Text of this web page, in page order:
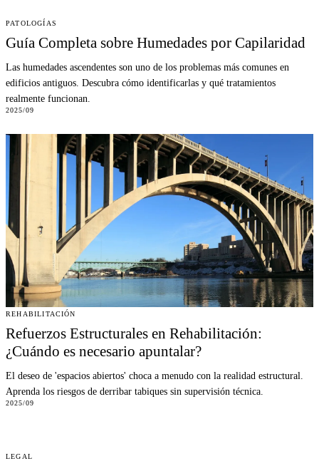
PATOLOGÍAS
Guía Completa sobre Humedades por Capilaridad
Las humedades ascendentes son uno de los problemas más comunes en
edificios antiguos. Descubra cómo identificarlas y qué tratamientos
realmente funcionan.
2025/09
REHABILITACIÓN
Refuerzos Estructurales en Rehabilitación:
¿Cuándo es necesario apuntalar?
El deseo de 'espacios abiertos' choca a menudo con la realidad estructural.
Aprenda los riesgos de derribar tabiques sin supervisión técnica.
2025/09
LEGAL